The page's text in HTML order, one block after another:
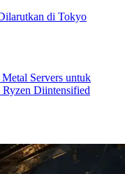
di Tokyo
Servers untuk
Ryzen Diintensified